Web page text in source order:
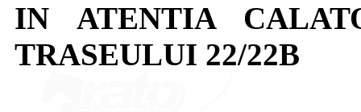
IN ATENTIA
TRASEULUI 22/22B